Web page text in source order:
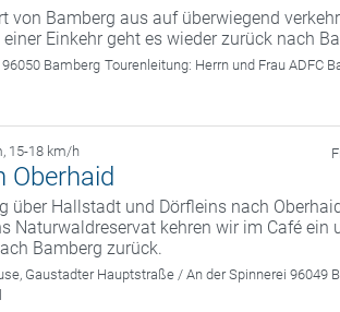
von Bamberg aus auf überwiegend
Einkehr geht es wieder zurück nach
Bamberg Tourenleitung: Herrn und Frau ADFC
, 15-18 km/h
Oberhaid
über Hallstadt und Dörfleins nach
Naturwaldreservat kehren wir im Café ein
Bamberg zurück.
Gaustadter Hauptstraße / An der Spinnerei 96049